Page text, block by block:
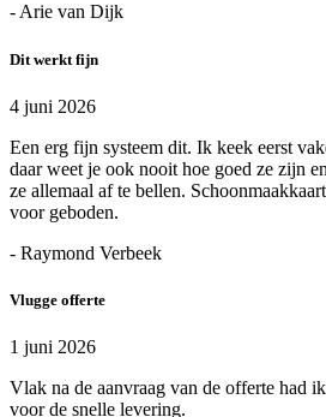
- Arie van Dijk
Dit werkt fijn
4 juni 2026
Een erg fijn systeem dit. Ik keek eerst
daar weet je ook nooit hoe goed ze zijn
ze allemaal af te bellen.
voor geboden.
- Raymond Verbeek
Vlugge offerte
1 juni 2026
Vlak na de aanvraag van de offerte had
voor de snelle levering.